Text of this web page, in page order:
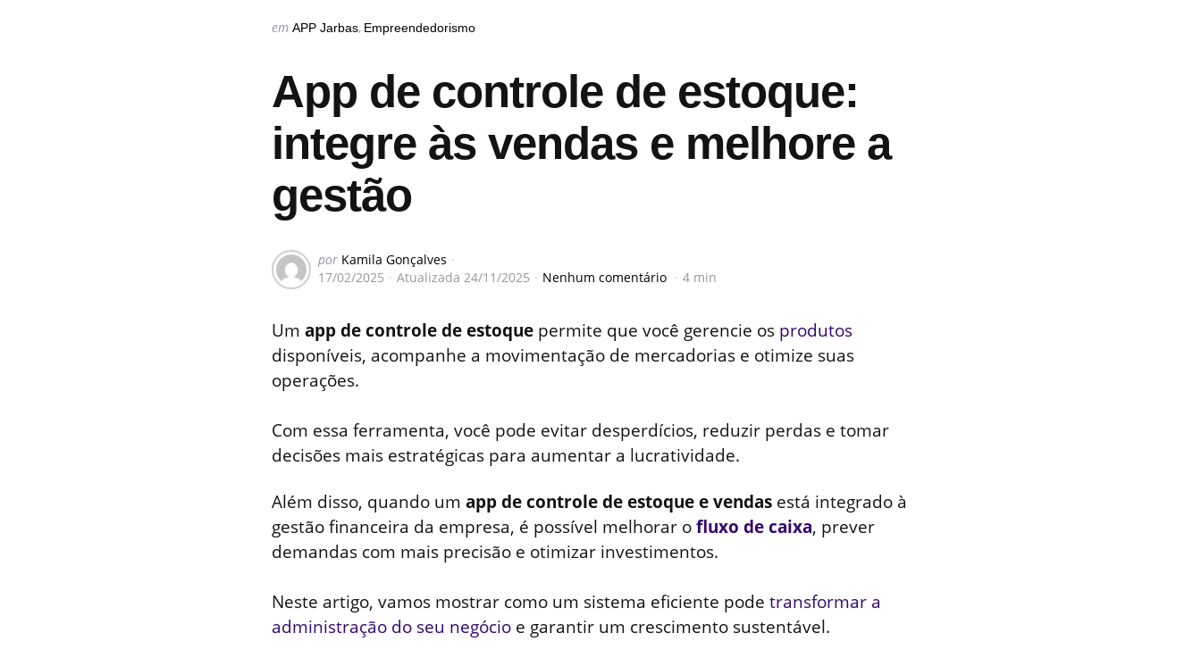
Categorias
Postado
em APP Jarbas Empreendedorismo
App de controle de estoque:
integre às vendas e melhore a
gestão
postado
por
por Kamila Gonçalves
17/02/2025
Atualizada 24/11/2025 Nenhum comentário 4 min
Um app de controle de estoque permite que você gerencie os produtos
disponíveis, acompanhe a movimentação de mercadorias e otimize suas
operações.
Com essa ferramenta, você pode evitar desperdícios, reduzir perdas e tomar
decisões mais estratégicas para aumentar a lucratividade.
Além disso, quando um app de controle de estoque e vendas está integrado à
gestão financeira da empresa, é possível melhorar ofluxo de caixa, prever
demandas com mais precisão e otimizar investimentos.
Neste artigo, vamos mostrar como um sistema eficiente pode transformar a
administração do seu negócio e garantir um crescimento sustentável.